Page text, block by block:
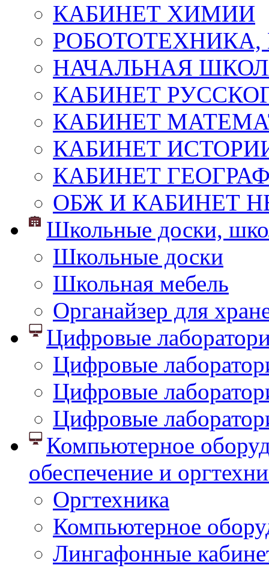
КАБИНЕТ ХИМИИ
НАЧАЛЬНАЯ
КАБИНЕТ
КАБИНЕТ
КАБИНЕТ
КАБИНЕТ
ОБЖ И КАБИНЕТ
Школьные доски,
Школьные доски
Школьная мебель
Органайзер для
Цифровые
Цифровые
Цифровые
Цифровые
Компьютерное
обеспечение и
Оргтехника
Компьютерное
Лингафонные